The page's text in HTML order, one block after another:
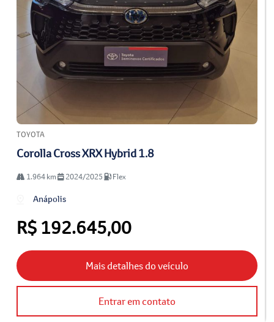
TOYOTA
Corolla Cross XRX Hybrid 1.8
1.964 km 2024/2025 Flex
Anápolis
R$ 192.645,00
Mais detalhes do veículo
Entrar em contato